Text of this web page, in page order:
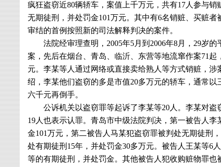
疯狂盗窃近80辆轿车，案值上千万元，共有17人参与销
无期徒刑，并处罚金101万元。其中有6名销赃、买赃者
审结的首例按照新的司法解释判决的案件。
法院经审理查明， 2005年5月到 2006年8月， 29岁的
案，先后在烟台、青岛、临沂、东营等地流窜作案71 起
元。李某等人通过网络或直接卖给熟人等方式销赃，涉
绍，李某他们盗窃的多是市值20多万元的轿车，通常以
六千元再倒手。
公诉机关以盗窃罪等起诉了李某等20人。李某对盗
19人也表示认罪。青岛市中级法院判决，第一被告人
金101万元，第二被告人马某犯盗窃罪被判处无期徒刑
处有期徒刑 15年，并处罚金30多万元。被告人王某等6
等的有期徒刑，并处罚金。其他被告人犯收购赃物罪也